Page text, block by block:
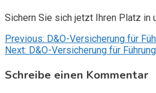
Sichern Sie sich jetzt Ihren Platz in
Beitragsnavigation
Previous: D&O-Versicherung für
Next: D&O-Versicherung für
Schreibe einen Kommentar